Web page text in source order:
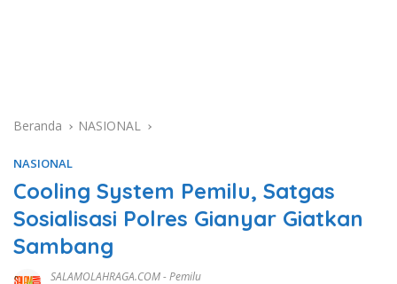
Beranda NASIONAL
NASIONAL
Cooling System Pemilu, Satgas
Sosialisasi Polres Gianyar Giatkan
Sambang
SALAMOLAHRAGA.COM-Pemilu